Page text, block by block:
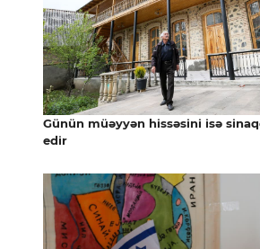
Günün müəyyən hissəsini isə
edir